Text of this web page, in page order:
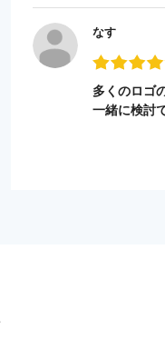
なす
多くのロゴ
一緒に検討